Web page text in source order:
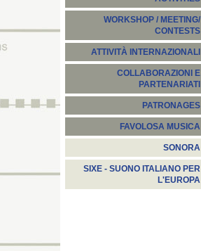
WORKSHOP / MEETING/
CONTESTS
ATTIVITÀ INTERNAZIONALI
COLLABORAZIONI E
PARTENARIATI
PATRONAGES
FAVOLOSA MUSICA
SONORA
SIXE - SUONO ITALIANO PER
L'EUROPA